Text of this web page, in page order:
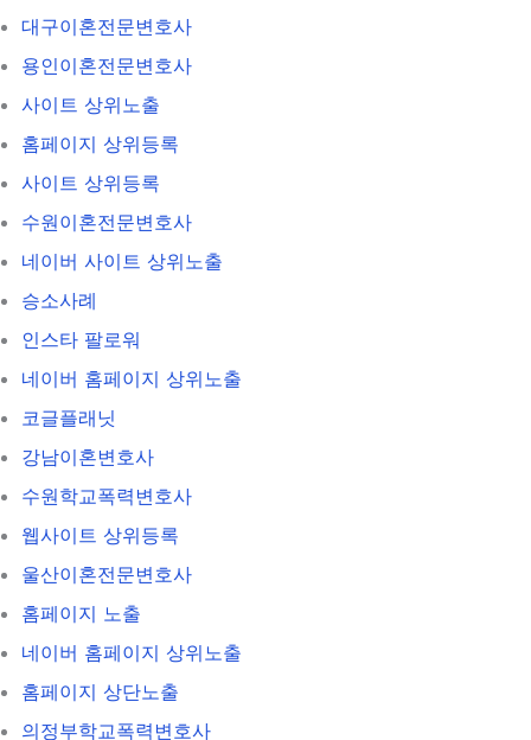
대구이혼전문변호사
용인이혼전문변호사
사이트 상위노출
홈페이지 상위등록
사이트 상위등록
수원이혼전문변호사
네이버 사이트 상위노출
승소사례
인스타 팔로워
네이버 홈페이지 상위노출
코글플래닛
강남이혼변호사
수원학교폭력변호사
웹사이트 상위등록
울산이혼전문변호사
홈페이지 노출
네이버 홈페이지 상위노출
홈페이지 상단노출
의정부학교폭력변호사